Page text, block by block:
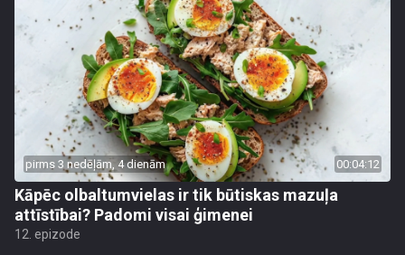
pirms 3 nedēļām, 4 dienām 00:04:12
Kāpēc olbaltumvielas ir tik būtiskas mazuļa
attīstībai? Padomi visai ģimenei
12. epizode